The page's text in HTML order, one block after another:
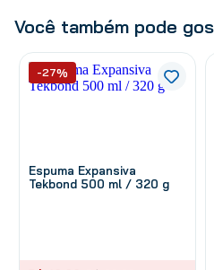
Você também pode
Espuma Expansiva
Tekbond 500 ml / 320 g
-27%